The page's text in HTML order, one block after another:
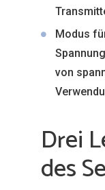
Modus
von
Drei
des